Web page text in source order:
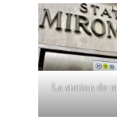
La station de